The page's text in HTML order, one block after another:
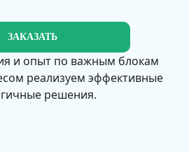
ЗАКАЗАТЬ
и опыт по важным блокам
реализуем эффективные
решения.